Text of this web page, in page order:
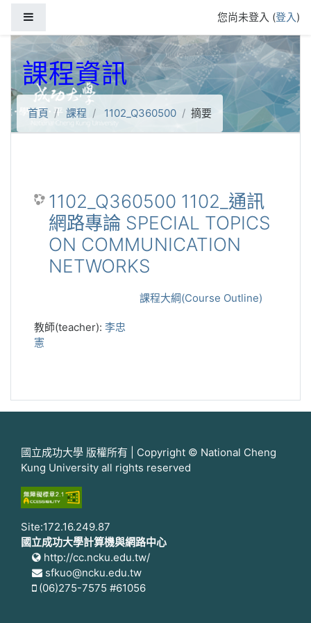
您尚未登入 (登入)
課程資訊
首頁 課程 1102_Q360500 摘要
1102_Q360500 1102_通訊
網路專論 SPECIAL TOPICS
ON COMMUNICATION
NETWORKS
課程大綱(Course Outline)
教師(teacher): 李忠
憲
國立成功大學 版權所有 | Copyright © National Cheng
Kung University all rights reserved
Site:172.16.249.87
國立成功大學計算機與網路中心
http://cc.ncku.edu.tw/
sfkuo@ncku.edu.tw
(06)275-7575 #61056